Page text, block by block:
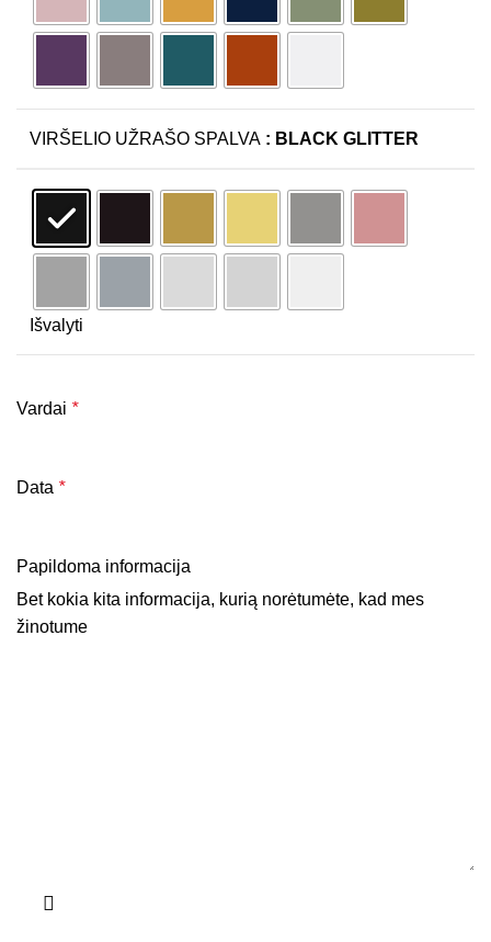
VIRŠELIO UŽRAŠO SPALVA : BLACK GLITTER
Išvalyti
Vardai *
Data *
Papildoma informacija
Bet kokia kita informacija, kurią norėtumėte, kad mes
žinotume